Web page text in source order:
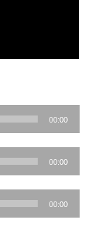
00:00
00:00
00:00